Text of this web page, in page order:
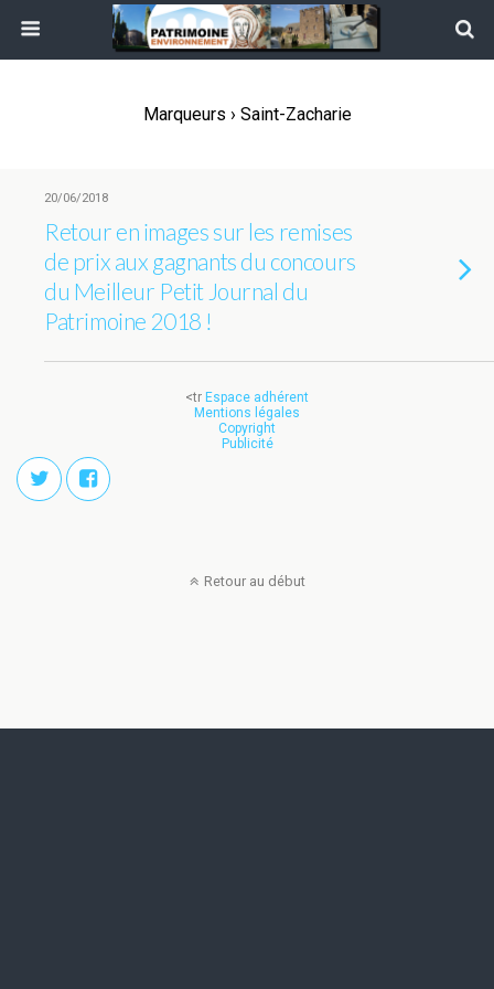
Marqueurs › Saint-Zacharie
20/06/2018
Retour en images sur les remises
de prix aux gagnants du concours
du Meilleur Petit Journal du
Patrimoine 2018 !
<tr Espace adhérent
Mentions légales
Copyright
Publicité
Retour au début